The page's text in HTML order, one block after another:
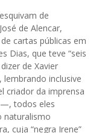
de
de Alencar,
cartas públicas em
Dias, que teve “seis
de Xavier
lembrando inclusive
criador da imprensa
todos eles
naturalismo
cuja “negra Irene”